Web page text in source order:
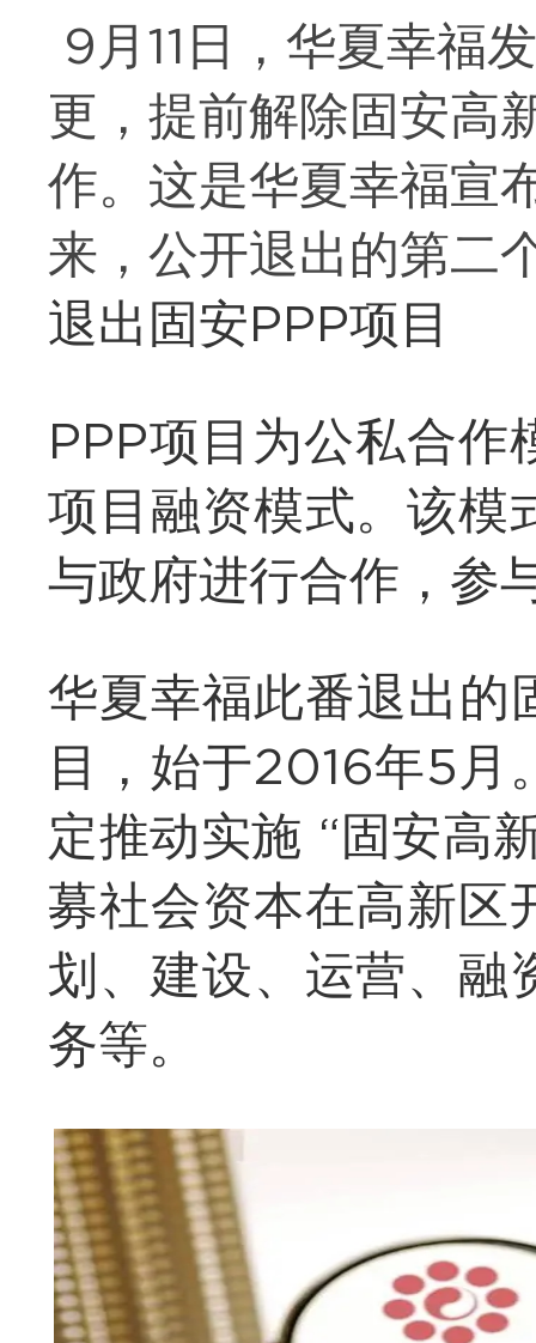
9月11日，华夏幸福
更，提前解除固安高
作。这是华夏幸福宣
来，公开退出的第二
退出固安PPP项目
PPP项目为公私合作
项目融资模式。该模
与政府进行合作，参
华夏幸福此番退出的
目，始于2016年5月
定推动实施 “固安高
募社会资本在高新区
划、建设、运营、融
务等。